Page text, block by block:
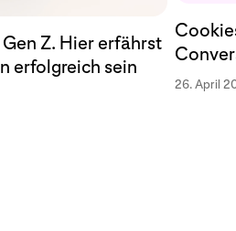
Z. Hier erfährst
erfolgreich sein
26. April